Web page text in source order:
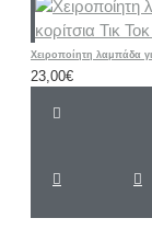
23,00€